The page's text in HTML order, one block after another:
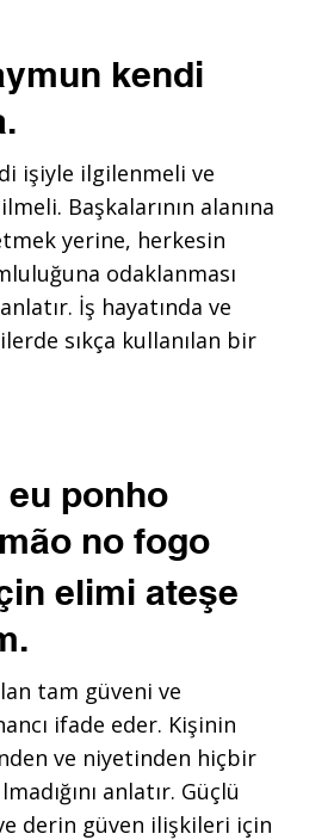
kendi
işiyle ilgilenmeli ve
Başkalarının alanına
yerine, herkesin
odaklanması
İş hayatında ve
sıkça kullanılan bir
eu ponho
no fogo
elimi ateşe
tam güveni ve
ifade eder. Kişinin
ve niyetinden hiçbir
anlatır. Güçlü
derin güven ilişkileri için